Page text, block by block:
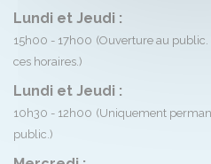
Lundi et Jeudi :
15h00 - 17h00 (Ouverture au
ces horaires.)
Lundi et Jeudi :
10h30 - 12h00 (Uniquement
public.)